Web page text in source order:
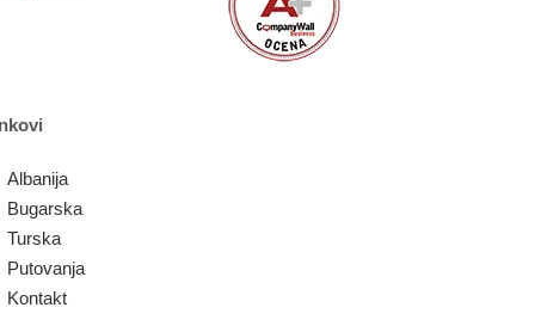
Albanija
Bugarska
Turska
Putovanja
Kontakt